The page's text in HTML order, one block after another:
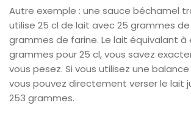
Autre exemple : une sauce béchamel
utilise 25 cl de lait avec 25 grammes
grammes de farine. Le lait équivalant à
grammes pour 25 cl, vous savez
vous pesez. Si vous utilisez une
vous pouvez directement verser le lait
253 grammes.